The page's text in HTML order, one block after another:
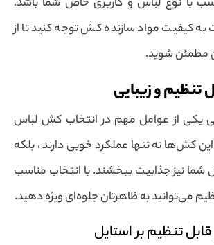
با نوع لباس و کاربری خاص شما باشد.
کیفیت مواد سازنده کش توجه کنید تا از
مطمئن شوید.
و زیبایی
یکی از عوامل مهم در انتخاب کش لباس
کش‌ها نه تنها عملکرد خوبی دارند ، بلکه
شما نیز جذابیت ببخشند. با انتخاب مناسب
می‌توانید به ظاهرتان جلوه‌ای ویژه دهید.
تنظیم بر استایل